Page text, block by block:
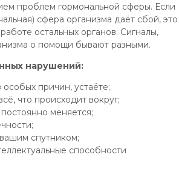
проблем гормональной сферы. Если
сфера организма даёт сбой, это
остальных органов. Сигналы,
о помощи бывают разными.
нарушений:
причин, устаёте;
что происходит вокруг;
меняется;
спутником;
способности